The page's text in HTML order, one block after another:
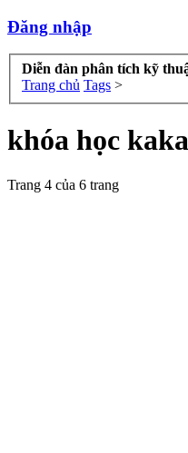
Đăng nhập
Diễn đàn phân tích kỹ
Trang chủ Tags >
khóa học
Trang 4 của 6 trang